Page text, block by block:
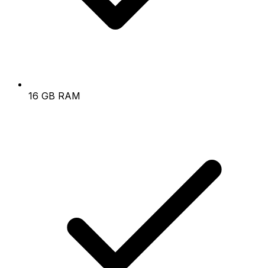
16 GB RAM